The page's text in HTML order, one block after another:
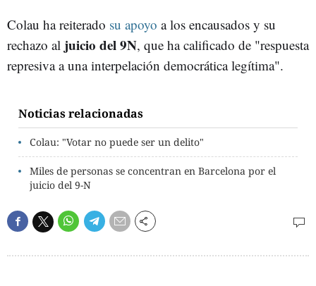
Colau ha reiterado su apoyo a los encausados y su
rechazo al juicio del 9N, que ha calificado de "respuesta
represiva a una interpelación democrática legítima".
Noticias relacionadas
Colau: "Votar no puede ser un delito"
Miles de personas se concentran en Barcelona por el
juicio del 9-N